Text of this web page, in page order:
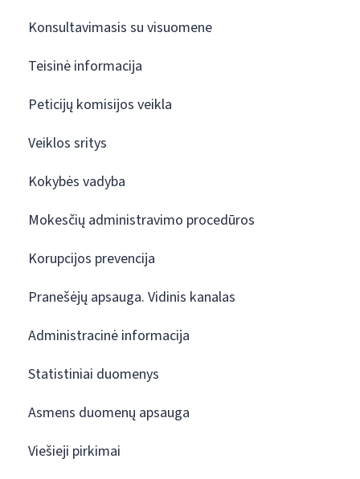
Konsultavimasis su visuomene
Teisinė informacija
Peticijų komisijos veikla
Veiklos sritys
Kokybės vadyba
Mokesčių administravimo procedūros
Korupcijos prevencija
Pranešėjų apsauga. Vidinis kanalas
Administracinė informacija
Statistiniai duomenys
Asmens duomenų apsauga
Viešieji pirkimai